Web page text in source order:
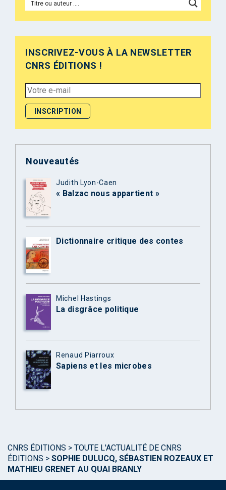
INSCRIVEZ-VOUS À LA NEWSLETTER
CNRS ÉDITIONS !
Nouveautés
Judith Lyon-Caen
« Balzac nous appartient »
Dictionnaire critique des contes
Michel Hastings
La disgrâce politique
Renaud Piarroux
Sapiens et les microbes
CNRS ÉDITIONS > TOUTE L'ACTUALITÉ DE CNRS
ÉDITIONS > SOPHIE DULUCQ, SÉBASTIEN ROZEAUX ET
MATHIEU GRENET AU QUAI BRANLY